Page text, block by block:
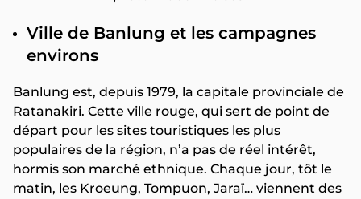
Ville de Banlung et les campagnes
environs
Banlung est, depuis 1979, la capitale provinciale de
Ratanakiri. Cette ville rouge, qui sert de point de
départ pour les sites touristiques les plus
populaires de la région, n’a pas de réel intérêt,
hormis son marché ethnique. Chaque jour, tôt le
matin, les Kroeung, Tompuon, Jaraï… viennent des